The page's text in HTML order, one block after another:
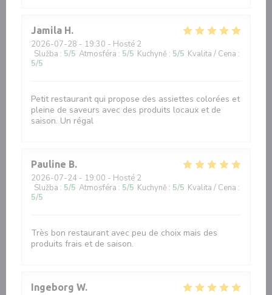
Jamila H
2026-07-28 - 19:30 - Hosté 2
Služba : 5/5 Atmosféra : 5/5 Kuchyně : 5/5 Kvalita / Cena :
5/5
Petit restaurant qui propose des assiettes colorées et
pleine de saveurs avec des produits locaux et de
saison. Un régal
Pauline B
2026-07-24 - 19:00 - Hosté 2
Služba : 5/5 Atmosféra : 5/5 Kuchyně : 5/5 Kvalita / Cena :
5/5
Très bon restaurant avec peu de choix mais des
produits frais et de saison.
Ingeborg W